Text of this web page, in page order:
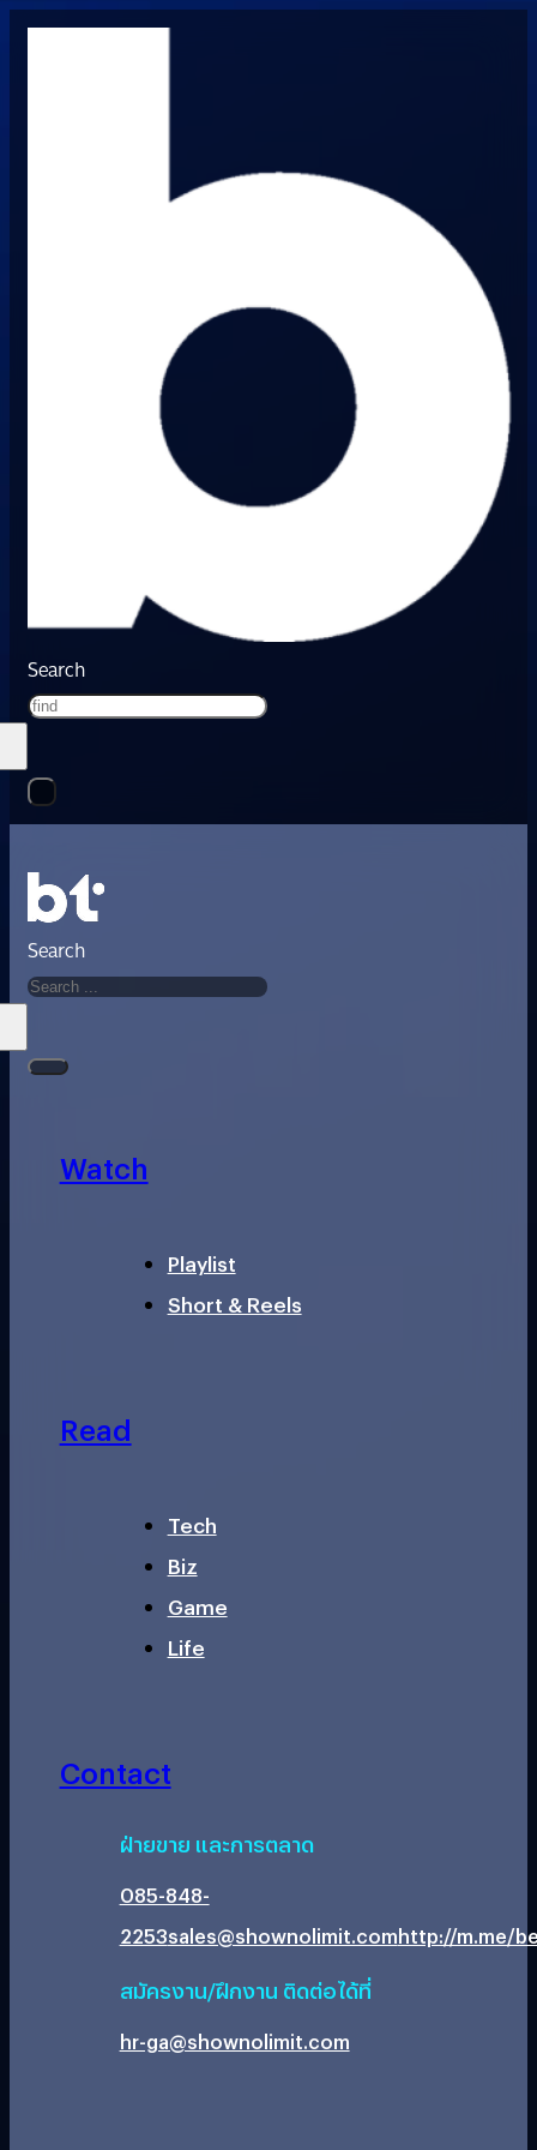
Search
Search
Watch
Playlist
Short & Reels
Read
Tech
Biz
Game
Life
Contact
ฝ่ายขาย และการตลาด
085-848-
2253sales@shownolimit.comhttp://m.me/
สมัครงาน/ฝึกงาน ติดต่อได้ที่
hr-ga@shownolimit.com